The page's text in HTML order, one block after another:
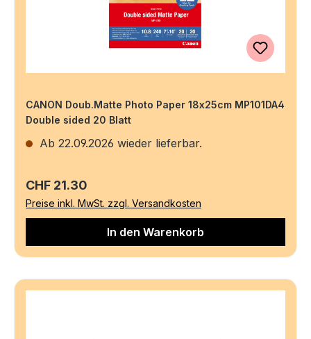
CANON Doub.Matte Photo Paper 18x25cm MP101DA4
Double sided 20 Blatt
Ab 22.09.2026 wieder lieferbar.
Regulärer Preis:
CHF 21.30
Preise inkl. MwSt. zzgl. Versandkosten
In den Warenkorb